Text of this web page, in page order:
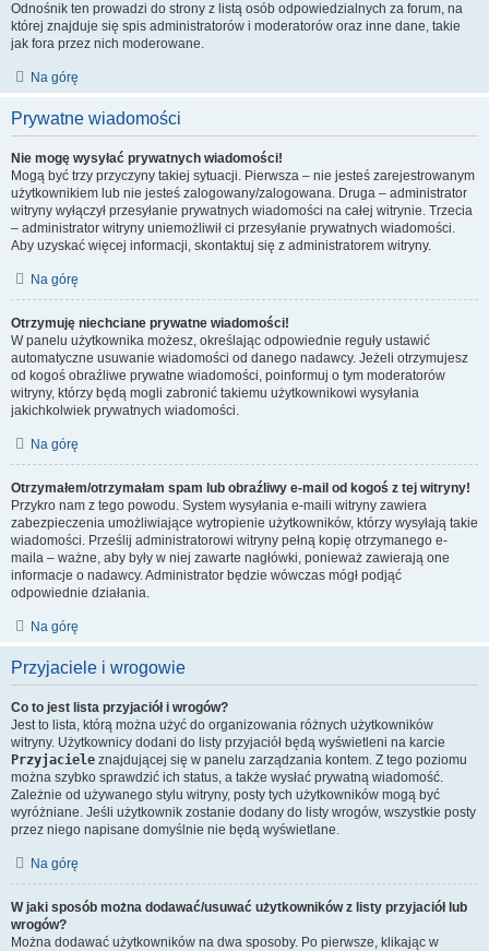
Odnośnik ten prowadzi do strony z listą osób odpowiedzialnych za forum, na
której znajduje się spis administratorów i moderatorów oraz inne dane, takie
jak fora przez nich moderowane.
Na górę
Prywatne wiadomości
Nie mogę wysyłać prywatnych wiadomości!
Mogą być trzy przyczyny takiej sytuacji. Pierwsza – nie jesteś zarejestrowanym
użytkownikiem lub nie jesteś zalogowany/zalogowana. Druga – administrator
witryny wyłączył przesyłanie prywatnych wiadomości na całej witrynie. Trzecia
– administrator witryny uniemożliwił ci przesyłanie prywatnych wiadomości.
Aby uzyskać więcej informacji, skontaktuj się z administratorem witryny.
Na górę
Otrzymuję niechciane prywatne wiadomości!
W panelu użytkownika możesz, określając odpowiednie reguły ustawić
automatyczne usuwanie wiadomości od danego nadawcy. Jeżeli otrzymujesz
od kogoś obraźliwe prywatne wiadomości, poinformuj o tym moderatorów
witryny, którzy będą mogli zabronić takiemu użytkownikowi wysyłania
jakichkolwiek prywatnych wiadomości.
Na górę
Otrzymałem/otrzymałam spam lub obraźliwy e-mail od kogoś z tej witryny!
Przykro nam z tego powodu. System wysyłania e-maili witryny zawiera
zabezpieczenia umożliwiające wytropienie użytkowników, którzy wysyłają takie
wiadomości. Prześlij administratorowi witryny pełną kopię otrzymanego e-
maila – ważne, aby były w niej zawarte nagłówki, ponieważ zawierają one
informacje o nadawcy. Administrator będzie wówczas mógł podjąć
odpowiednie działania.
Na górę
Przyjaciele i wrogowie
Co to jest lista przyjaciół i wrogów?
Jest to lista, którą można użyć do organizowania różnych użytkowników
witryny. Użytkownicy dodani do listy przyjaciół będą wyświetleni na karcie
Przyjaciele znajdującej się w panelu zarządzania kontem. Z tego poziomu
można szybko sprawdzić ich status, a także wysłać prywatną wiadomość.
Zależnie od używanego stylu witryny, posty tych użytkowników mogą być
wyróżniane. Jeśli użytkownik zostanie dodany do listy wrogów, wszystkie posty
przez niego napisane domyślnie nie będą wyświetlane.
Na górę
W jaki sposób można dodawać/usuwać użytkowników z listy przyjaciół lub
wrogów?
Można dodawać użytkowników na dwa sposoby. Po pierwsze, klikając w